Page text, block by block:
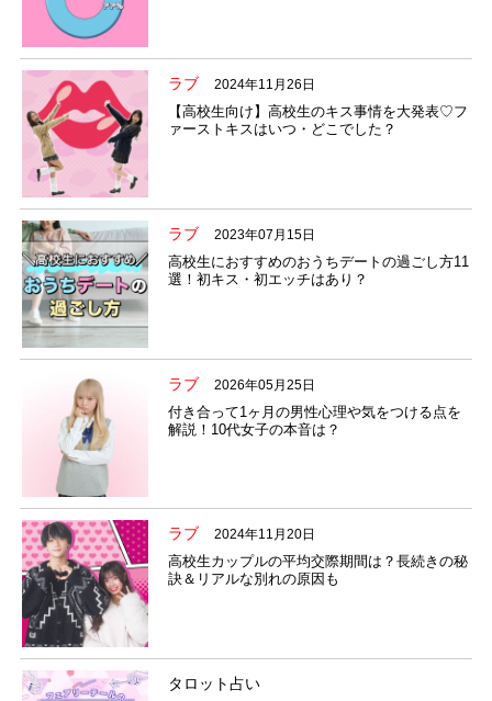
ラブ 2024年11月26日
【高校生向け】高校生のキス事情を大発表♡フ
ァーストキスはいつ・どこでした？
ラブ 2023年07月15日
高校生におすすめのおうちデートの過ごし方11
選！初キス・初エッチはあり？
ラブ 2026年05月25日
付き合って1ヶ月の男性心理や気をつける点を
解説！10代女子の本音は？
ラブ 2024年11月20日
高校生カップルの平均交際期間は？長続きの秘
訣＆リアルな別れの原因も
タロット占い